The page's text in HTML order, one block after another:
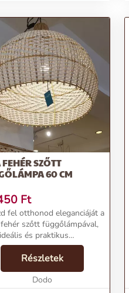
SZŐTT
60 CM
Ft
fel otthonod eleganciáját a
szőtt függőlámpával,
és praktikus
boho vagy trópusi
enteriőrnek. A fehér rattan
lámpa meleg fényével
takar...
Részletek
Dodo